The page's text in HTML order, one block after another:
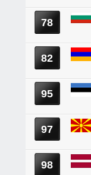
78
82
95
97
98